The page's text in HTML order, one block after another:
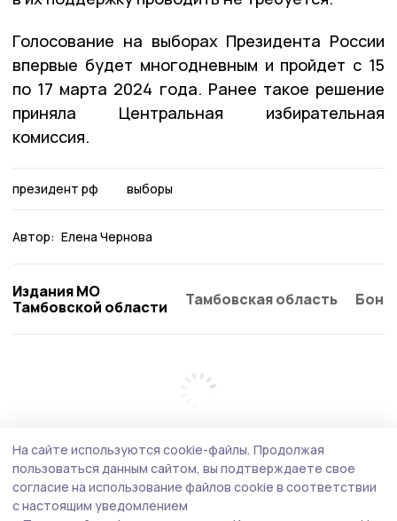
Голосование на выборах Президента России
впервые будет многодневным и пройдет с 15
по 17 марта 2024 года. Ранее такое решение
приняла Центральная избирательная
комиссия.
президент рф выборы
Автор: Елена Чернова
Издания МО
Тамбовской области
Тамбовская область
На сайте используются cookie-файлы. Продолжая
пользоваться данным сайтом, вы подтверждаете свое
согласие на использование файлов cookie в соответствии
с настоящим уведомлением